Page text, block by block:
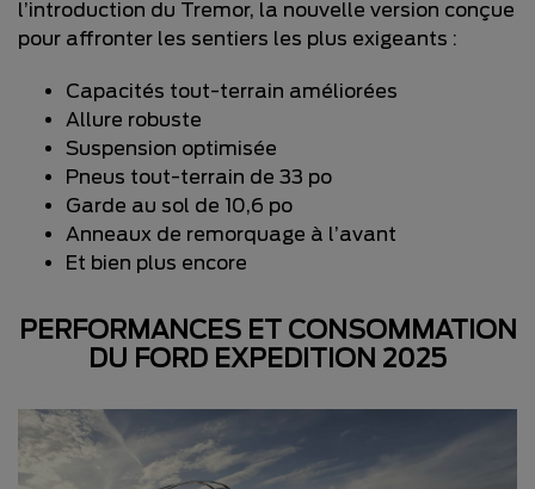
l’introduction du Tremor, la nouvelle version conçue
pour affronter les sentiers les plus exigeants :
Capacités tout-terrain améliorées
Allure robuste
Suspension optimisée
Pneus tout-terrain de 33 po
Garde au sol de 10,6 po
Anneaux de remorquage à l’avant
Et bien plus encore
PERFORMANCES ET CONSOMMATION
DU FORD EXPEDITION 2025